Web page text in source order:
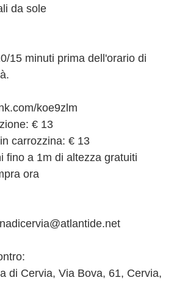
da sole
15 minuti prima dell'orario di
koe9zlm
€ 13
carrozzina: € 13
fino a 1m di altezza gratuiti
ora
di Cervia, Via Bova, 61, Cervia,